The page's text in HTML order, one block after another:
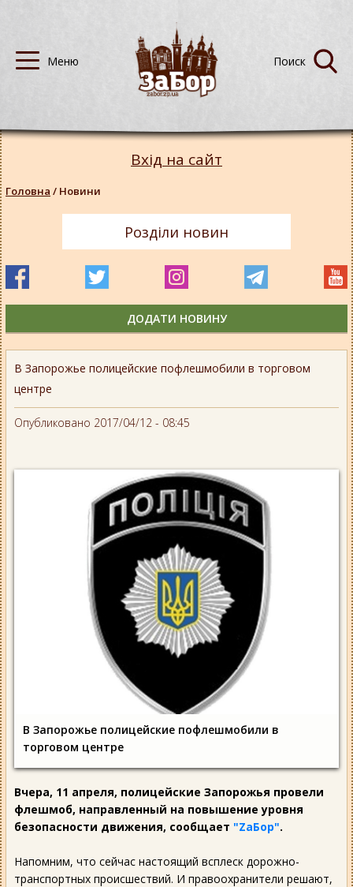
В Запорожье полицейские пофлешмобили в торговом
центре
Опубликовано 2017/04/12 - 08:45
В Запорожье полицейские пофлешмобили в
торговом центре
Вчера, 11 апреля, полицейские Запорожья провели
флешмоб, направленный на повышение уровня
безопасности движения, сообщает "ZаБор".
Напомним, что сейчас настоящий всплеск дорожно-
транспортных происшествий. И правоохранители решают,
Вхід на сайт
Головна / Новини
Розділи новин
ДОДАТИ НОВИНУ